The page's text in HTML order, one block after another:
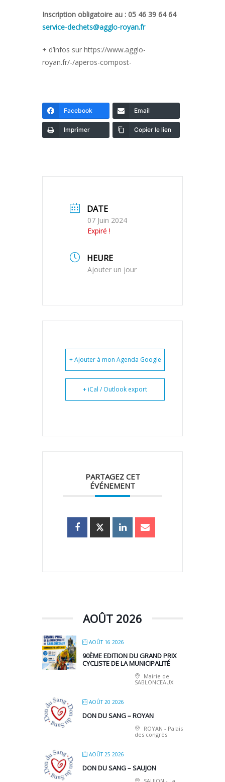
Inscription obligatoire au : 05 46 39 64 64
service-dechets@agglo-royan.fr
+ d’infos sur https://www.agglo-
royan.fr/-/aperos-compost-
Facebook Email
Imprimer Copier le lien
DATE
07 Juin 2024
Expiré !
HEURE
Ajouter un jour
+ Ajouter à mon Agenda Google
+ iCal / Outlook export
PARTAGEZ CET
ÉVÉNEMENT
AOÛT 2026
AOÛT 16 2026
90ÈME EDITION DU GRAND PRIX
CYCLISTE DE LA MUNICIPALITÉ
Mairie de
SABLONCEAUX
AOÛT 20 2026
DON DU SANG – ROYAN
ROYAN - Palais
des congrès
AOÛT 25 2026
DON DU SANG – SAUJON